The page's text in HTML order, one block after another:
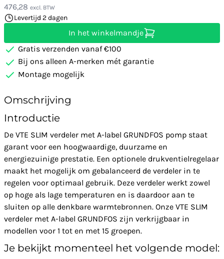
476,28 excl. BTW
Levertijd 2 dagen
In het winkelmandje
Gratis verzenden vanaf €100
Bij ons alleen A-merken mét garantie
Montage mogelijk
Omschrijving
Introductie
De VTE SLIM verdeler met A-label GRUNDFOS pomp staat
garant voor een hoogwaardige, duurzame en
energiezuinige prestatie. Een optionele drukventielregelaar
maakt het mogelijk om gebalanceerd de verdeler in te
regelen voor optimaal gebruik. Deze verdeler werkt zowel
op hoge als lage temperaturen en is daardoor aan te
sluiten op alle denkbare warmtebronnen. Onze VTE SLIM
verdeler met A-label GRUNDFOS zijn verkrijgbaar in
modellen voor 1 tot en met 15 groepen.
Je bekijkt momenteel het volgende model: